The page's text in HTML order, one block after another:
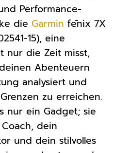
Performance-
die Garmin fēnix 7X
15), eine
nur die Zeit misst,
Abenteuern
analysiert und
zu erreichen.
nur ein Gadget; sie
dein
und dein stilvolles